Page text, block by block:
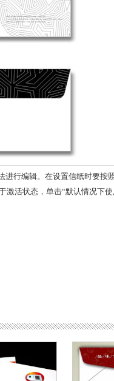
行编辑。在设置信纸时要按
激活状态，单击“默认情况下